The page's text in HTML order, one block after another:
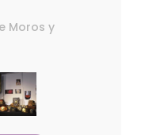
Moros y